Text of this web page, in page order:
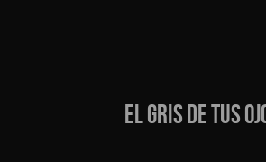
EL GRIS DE TUS